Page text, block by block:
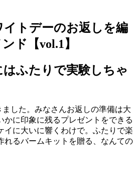
トデーのお返しを編
ド【vol.1】
ふたりで実験しちゃ
した。みなさんお返しの準備は大
に印象に残るプレゼントをできる
に大いに響くわけで。ふたりで楽
れるバームキットを贈る、なんての